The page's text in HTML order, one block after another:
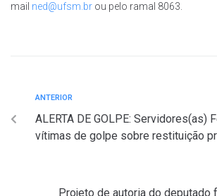
mail ned@ufsm.br ou pelo ramal 8063.
ANTERIOR
ALERTA DE GOLPE: Servidores(as)
vítimas de golpe sobre restituição
Projeto de autoria do deputado